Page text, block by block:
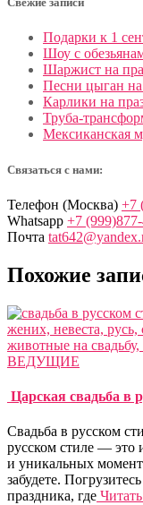
Подарки к 1
Шоу с
Шаржист на
Песни цыган
Карлики на
Труба-
Мексиканская
Связаться с нами:
Телефон (Москва) +7
Whatsapp +7
Почта
Похожие
ВЕДУЩИЕ
Царская свадьба в
Свадьба в русском
русском стиле — это
и уникальных
забудете.
праздника, где